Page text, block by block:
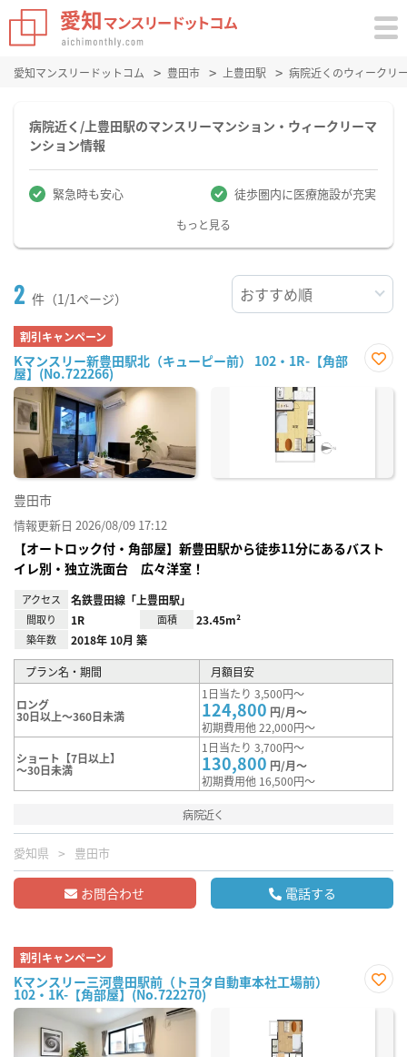
愛知マンスリードットコム 豊田市 上豊田駅 病院近くのウィークリ
病院近く/上豊田駅のマンスリーマンション・ウィークリーマ
ンション情報
緊急時も安心 徒歩圏内に医療施設が充実
もっと見る
2 件（1/1ページ）
割引キャンペーン
Kマンスリー新豊田駅北（キューピー前） 102・1R-【角部
屋】(No.722266)
に入
豊田市
情報更新日 2026/08/09 17:12
【オートロック付・角部屋】新豊田駅から徒歩11分にあるバスト
イレ別・独立洗面台 広々洋室！
アクセス 名鉄豊田線「上豊田駅」
間取り 1R 面積 23.45m²
築年数 2018年 10月 築
プラン名・期間 月額目安
ロング
30日以上～360日未満
1日当たり 3,500円～
124,800 円/月～
初期費用他 22,000円～
ショート【7日以上】
～30日未満
1日当たり 3,700円～
130,800 円/月～
初期費用他 16,500円～
病院近く
愛知県 豊田市
お問合わせ 電話する
割引キャンペーン
Kマンスリー三河豊田駅前（トヨタ自動車本社工場前）
102・1K-【角部屋】(No.722270)
に入